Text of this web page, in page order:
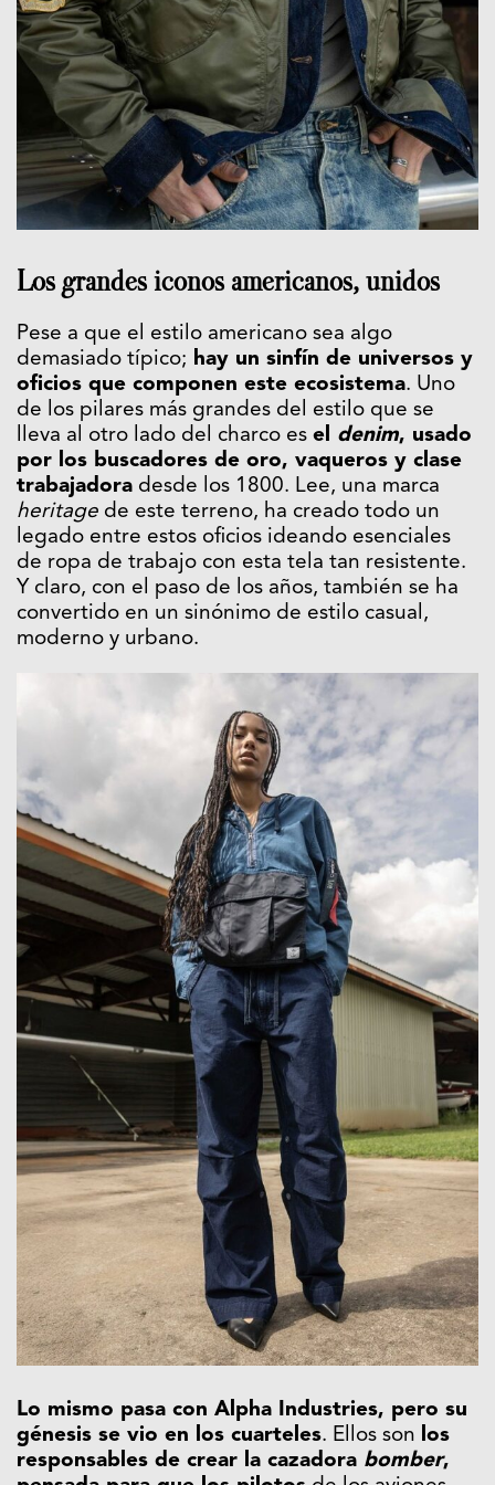
Los grandes iconos americanos, unidos
Pese a que el estilo americano sea algo
demasiado típico; hay un sinfín de universos y
oficios que componen este ecosistema. Uno
de los pilares más grandes del estilo que se
lleva al otro lado del charco es el denim, usado
por los buscadores de oro, vaqueros y clase
trabajadora desde los 1800. Lee, una marca
heritage de este terreno, ha creado todo un
legado entre estos oficios ideando esenciales
de ropa de trabajo con esta tela tan resistente.
Y claro, con el paso de los años, también se ha
convertido en un sinónimo de estilo casual,
moderno y urbano.
Lo mismo pasa con Alpha Industries, pero su
génesis se vio en los cuarteles. Ellos son los
responsables de crear la cazadora bomber,